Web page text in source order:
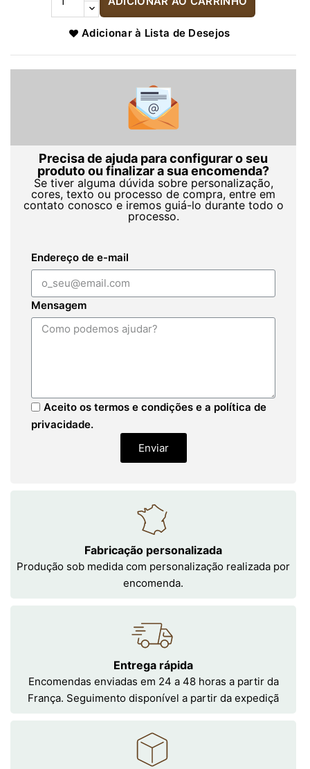
Adicionar à Lista de Desejos
Precisa de ajuda para configurar o seu
produto ou finalizar a sua encomenda?
Se tiver alguma dúvida sobre personalização,
cores, texto ou processo de compra, entre em
contato conosco e iremos guiá-lo durante todo o
processo.
Endereço de e-mail
Mensagem
Aceito os termos e condições e a política de
privacidade.
Enviar
Fabricação personalizada
Produção sob medida com personalização realizada por
encomenda.
Entrega rápida
Encomendas enviadas em 24 a 48 horas a partir da
França. Seguimento disponível a partir da expediçã